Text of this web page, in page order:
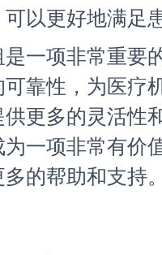
以更好地满足
一项非常重要
靠性，为医疗
更多的灵活性
一项非常有价
的帮助和支持